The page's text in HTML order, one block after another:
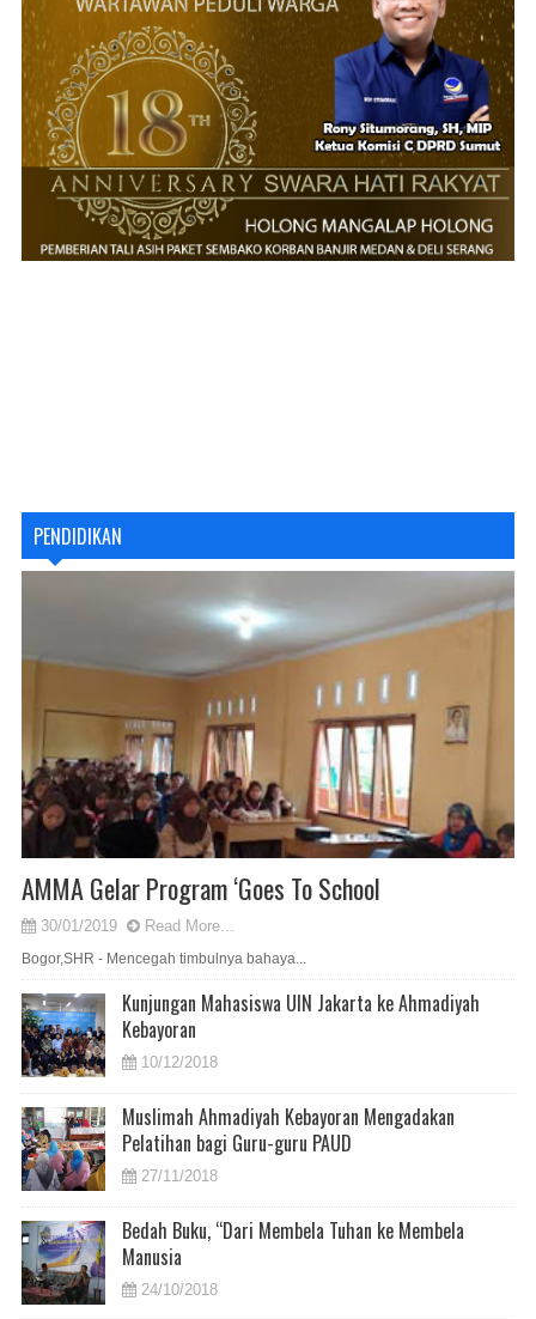
PENDIDIKAN
AMMA Gelar Program ‘Goes To School
30/01/2019 Read More...
Bogor,SHR - Mencegah timbulnya bahaya...
Kunjungan Mahasiswa UIN Jakarta ke Ahmadiyah
Kebayoran
10/12/2018
Muslimah Ahmadiyah Kebayoran Mengadakan
Pelatihan bagi Guru-guru PAUD
27/11/2018
Bedah Buku, “Dari Membela Tuhan ke Membela
Manusia
24/10/2018